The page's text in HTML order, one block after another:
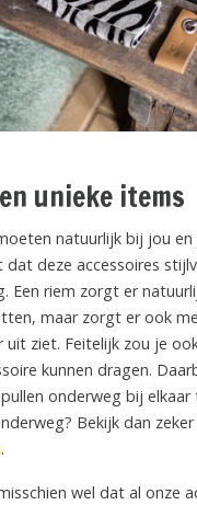
unieke items
natuurlijk bij jou en
deze accessoires
Een riem zorgt er
maar zorgt er ook
ziet. Feitelijk zou je
kunnen dragen.
onderweg bij elkaar
Bekijk dan
.
wel dat al onze